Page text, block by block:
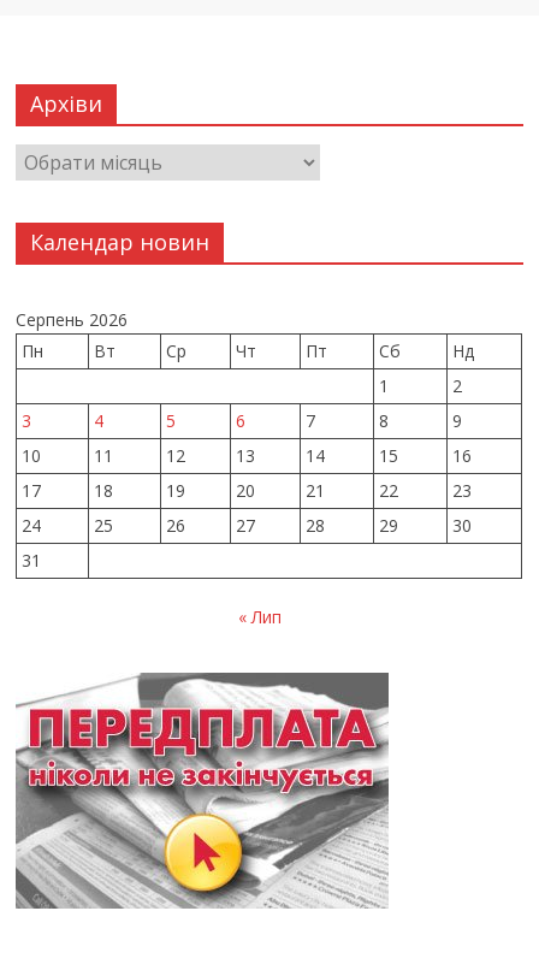
Архіви
Календар новин
Серпень 2026
Пн
Вт Ср Чт Пт Сб
Нд
1
2
3
4 5 6 7 8
9
10
11 12 13 14 15
16
17
18 19 20 21 22
23
24
25 26 27 28 29
30
31
« Лип